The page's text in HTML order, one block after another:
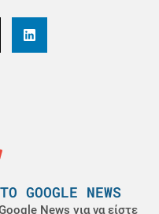
GOOGLE NEWS
News για να είστε